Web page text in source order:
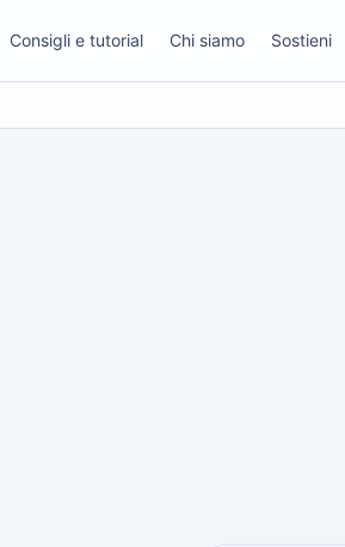
Consigli e tutorial Chi siamo Sostieni